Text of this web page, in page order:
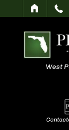
BUSCAR
West